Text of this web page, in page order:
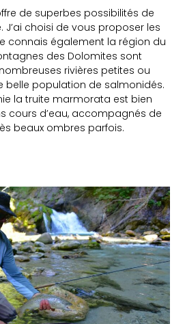
de superbes possibilités de
choisi de vous proposer les
connais également la région du
des Dolomites sont
rivières petites ou
belle population de salmonidés.
la truite marmorata est bien
cours d’eau, accompagnés de
beaux ombres parfois.